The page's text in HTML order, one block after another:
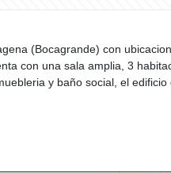
(Bocagrande) con
con una sala amplia, 3
y baño social, el